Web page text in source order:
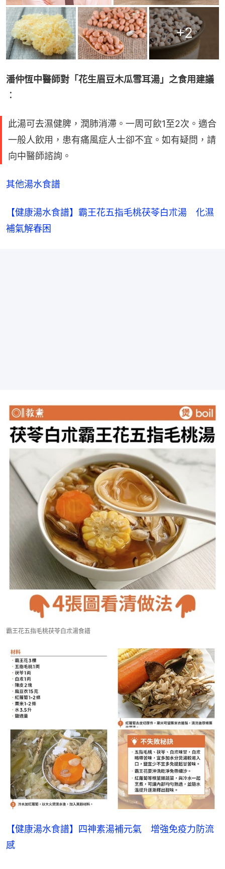
+2
潘仲恆中醫師對「花生眉豆木瓜雪耳湯」之食用建議
︰
此湯可去濕健脾，潤肺消滯。一周可飲1至2次。適合
一般人飲用，患有痛風症人士卻不宜。如有疑問，請
向中醫師諮詢。
其他湯水食譜
【健康湯水食譜】霸王花五指毛桃茯苓白朮湯　化濕
補氣解春困
霸王花五指毛桃茯苓白朮湯食譜
【健康湯水食譜】四神素湯補元氣　增強免疫力防流
感